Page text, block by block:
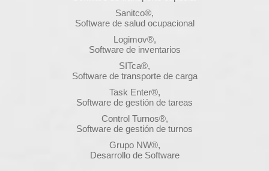
Sanitco®,
Software de salud ocupacional
Logimov®,
Software de inventarios
SITca®,
Software de transporte de carga
Task Enter®,
Software de gestión de tareas
Control Turnos®,
Software de gestión de turnos
Grupo NW®,
Desarrollo de Software